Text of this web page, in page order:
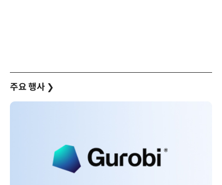
주요 행사 ❯